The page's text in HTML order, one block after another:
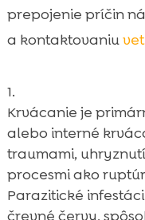
prepojenie príčin
a kontaktovaniu
Krvácanie je
alebo interné
traumami,
procesmi ako
Parazitické
črevné červy,